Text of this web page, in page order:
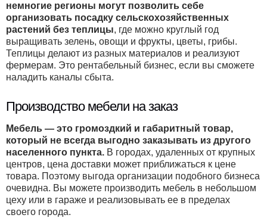
немногие регионы могут позволить себе
организовать посадку сельскохозяйственных
растений без теплицы, где можно круглый год
выращивать зелень, овощи и фрукты, цветы, грибы.
Теплицы делают из разных материалов и реализуют
фермерам. Это рентабельный бизнес, если вы сможете
наладить каналы сбыта.
Производство мебели на заказ
Мебель — это громоздкий и габаритный товар,
который не всегда выгодно заказывать из другого
населенного пункта. В городах, удаленных от крупных
центров, цена доставки может приближаться к цене
товара. Поэтому выгода организации подобного бизнеса
очевидна. Вы можете производить мебель в небольшом
цеху или в гараже и реализовывать ее в пределах
своего города.